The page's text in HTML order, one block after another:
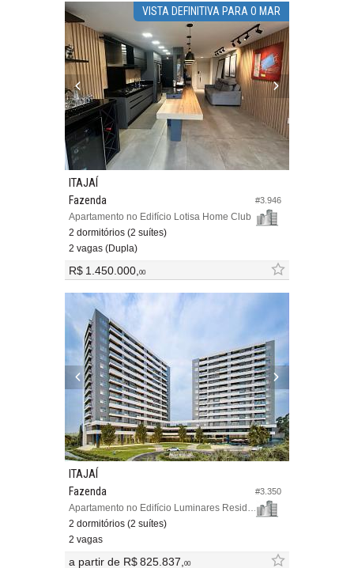
VISTA DEFINITIVA PARA O MAR
#3.946
ITAJAÍ
Fazenda
Apartamento no Edifício Lotisa Home Club
2 dormitórios (2 suítes)
2 vagas (Dupla)
R$ 1.450.000,00
#3.350
ITAJAÍ
Fazenda
Apartamento no Edifício Luminares Residence
2 dormitórios (2 suítes)
2 vagas
a partir de R$ 825.837,00